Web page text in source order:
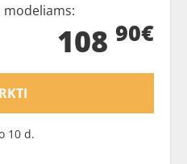
108 90€
10 d.